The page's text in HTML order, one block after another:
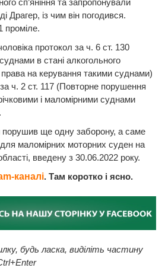
Драгер, із чим він погодився.
проміле.
протокол за ч. 6 ст. 130
в стані алкогольного
права на керування такими суднами)
ч. 2 ст. 117 (Повторне порушення
і маломірними суднами
ще одну заборону, а саме
для маломірних моторних суден на
введену з 30.06.2022 року.
каналі. Там коротко і ясно.
будь ласка, виділіть частину